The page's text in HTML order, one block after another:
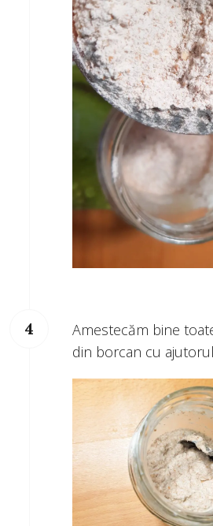
Amestecăm bine
din borcan cu